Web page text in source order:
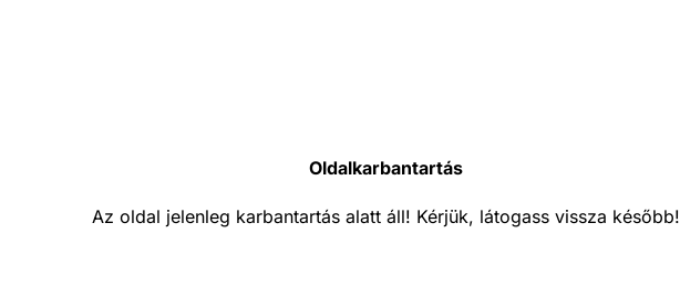
Oldalkarbantartás
Az oldal jelenleg karbantartás alatt áll! Kérjük, látogass vissza később!